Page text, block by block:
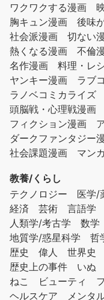
ワクワクする漫画
胸キュン漫画
後味
社会派漫画
切ない
熱くなる漫画
不倫
名作漫画
料理・レ
ヤンキー漫画
ラブ
ラノベコミカライズ
頭脳戦・心理戦漫画
フィクション漫画
ダークファンタジー
社会課題漫画
マン
教養/くらし
テクノロジー
医学/
経済
芸術 言語学
人類学/考古学
数学
地質学/惑星科学
哲
歴史
偉人 世界史
歴史上の事件
いぬ
ねこ
ビューティ
ヘルスケア
メンタ